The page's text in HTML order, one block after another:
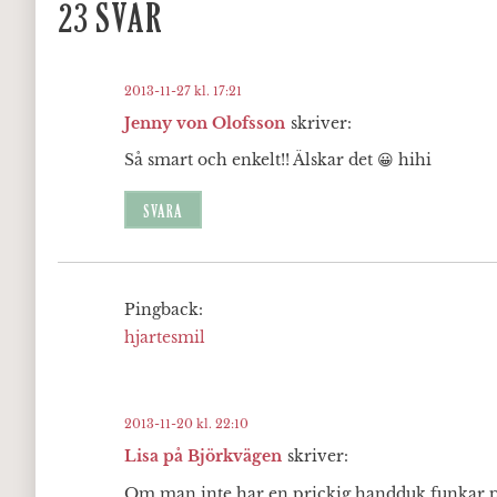
23 SVAR
Jenny von Olofsson skriver:
2013-11-27 kl. 17:21
Så smart och enkelt!! Älskar det 😀 hihi
SVARA
Pingback:
hjartesmil
Lisa på Björkvägen skriver:
2013-11-20 kl. 22:10